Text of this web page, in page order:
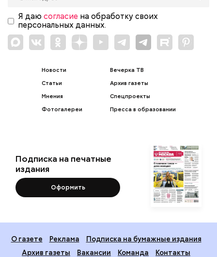
Я даю согласие на обработку своих
персональных данных.
Новости
Статьи
Мнения
Фотогалереи
Вечерка ТВ
Архив газеты
Спецпроекты
Пресса в образовании
Подписка на печатные
издания
Оформить
О газете Реклама
Подписка на бумажные издания
Архив газеты
Вакансии Команда
Контакты